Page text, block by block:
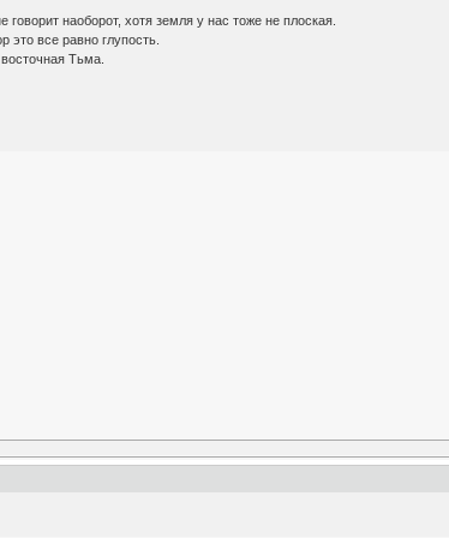
наоборот, хотя земля у нас тоже не плоская.
все равно глупость.
Тьма.